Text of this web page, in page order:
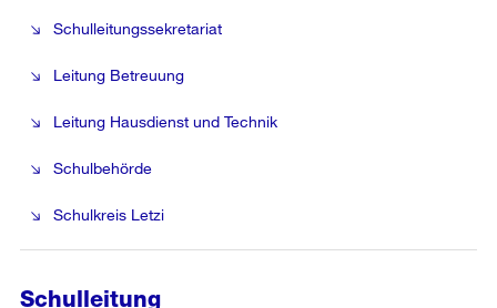
Schulleitungssekretariat
Leitung Betreuung
Leitung Hausdienst und Technik
Schulbehörde
Schulkreis Letzi
Schulleitung